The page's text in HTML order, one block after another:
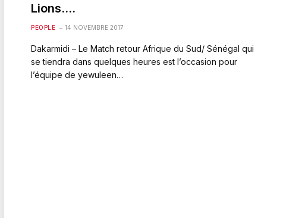
Lions….
PEOPLE 14 NOVEMBRE 2017
Dakarmidi – Le Match retour Afrique du Sud/ Sénégal qui
se tiendra dans quelques heures est l’occasion pour
l’équipe de yewuleen…